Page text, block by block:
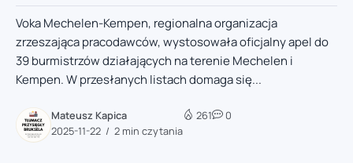
Voka Mechelen-Kempen, regionalna organizacja
zrzeszająca pracodawców, wystosowała oficjalny apel do
39 burmistrzów działających na terenie Mechelen i
Kempen. W przesłanych listach domaga się...
Mateusz Kapica
2025-11-22
2 min czytania
261 0